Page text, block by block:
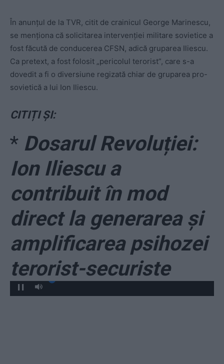
În anunțul de la TVR, citit de crainicul George Marinescu,
se menționa că solicitarea intervenției militare sovietice a
fost făcută de conducerea CFSN, adică gruparea Iliescu.
Ca pretext, a fost folosit „pericolul terorist”, care s-a
dovedit a fi o diversiune regizată chiar de gruparea pro-
sovietică a lui Ion Iliescu.
CITIȚI ȘI:
* Dosarul Revoluției:
Ion Iliescu a
contribuit în mod
direct la generarea și
amplificarea psihozei
terorist-securiste